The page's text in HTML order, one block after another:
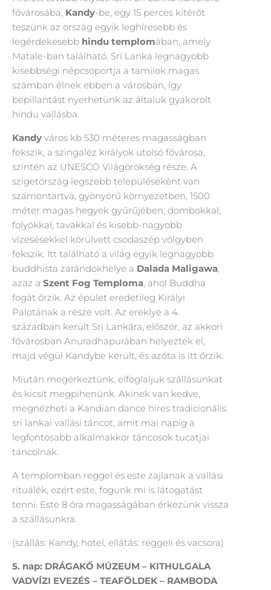
fővárosába, Kandy-be, egy 15 perces kitérőt
teszünk az ország egyik leghíresebb és
legérdekesebb hindu templomában, amely
Matale-ban található. Srí Lanka legnagyobb
kisebbségi népcsoportja a tamilok magas
számban élnek ebben a városban, így
bepillantást nyerhetünk az általuk gyakorolt
hindu vallásba.
Kandy város kb 530 méteres magasságban
fekszik, a szingaléz királyok utolsó fővárosa,
szintén az UNESCO Világörökség része. A
szigetország legszebb településeként van
számontartva, gyönyörű környezetben, 1500
méter magas hegyek gyűrűjében, dombokkal,
folyókkal, tavakkal és kisebb-nagyobb
vízesésekkel körülvett csodaszép völgyben
fekszik. Itt található a világ egyik legnagyobb
buddhista zarándokhelye a Dalada Maligawa
azaz a Szent Fog Temploma , ahol Buddha
fogát őrzik. Az épület eredetileg Királyi
Palotának a része volt. Az ereklye a 4.
században került Sri Lankára, először, az akkori
fővárosban Anuradhapurában helyezték el,
majd végül Kandybe került, és azóta is itt őrzik.
Miután megérkeztünk, elfoglaljuk szállásunkat
és kicsit megpihenünk. Akinek van kedve,
megnézheti a Kandian dance híres tradicionális
sri lankai vallási táncot, amit mai napig a
legfontosabb alkalmakkor táncosok tucatjai
táncolnak.
A templomban reggel és este zajlanak a vallási
rituálék, ezért este, fogunk mi is látogatást
tenni. Este 8 óra magasságában érkezünk vissza
a szállásunkra.
(szállás: Kandy, hotel, ellátás: reggeli és vacsora)
5. nap: DRÁGAKŐ MÚZEUM – KITHULGALA
VADVÍZI EVEZÉS – TEAFÖLDEK – RAMBODA